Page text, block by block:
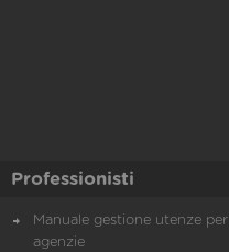
Professionisti
Manuale gestione utenze per
agenzie